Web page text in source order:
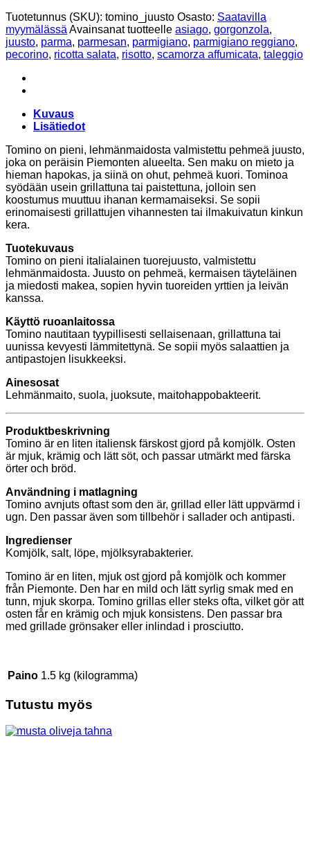
Tuotetunnus (SKU): tomino_juusto Osasto: Saatavilla
myymälässä Avainsanat tuotteelle asiago, gorgonzola,
juusto, parma, parmesan, parmigiano, parmigiano reggiano,
pecorino, ricotta salata, risotto, scamorza affumicata, taleggio
Kuvaus
Lisätiedot
Tomino on pieni, lehmänmaidosta valmistettu pehmeä juusto,
joka on peräisin Piemonten alueelta. Sen maku on mieto ja
hieman hapokas, ja siinä on ohut, pehmeä kuori. Tominoa
syödään usein grillattuna tai paistettuna, jolloin sen
koostumus muuttuu ihanan kermamaiseksi. Se sopii
erinomaisesti grillattujen vihannesten tai ilmakuivatun kinkun
kera.
Tuotekuvaus
Tomino on pieni italialainen tuorejuusto, valmistettu
lehmänmaidosta. Juusto on pehmeä, kermaisen täyteläinen
ja miedosti makea, sopien hyvin tuoreiden yrttien ja leivän
kanssa.
Käyttö ruoanlaitossa
Tomino nautitaan tyypillisesti sellaisenaan, grillattuna tai
uunissa kevyesti lämmitettynä. Se sopii myös salaattien ja
antipastojen lisukkeeksi.
Ainesosat
Lehmänmaito, suola, juoksute, maitohappobakteerit.
Produktbeskrivning
Tomino är en liten italiensk färskost gjord på komjölk. Osten
är mjuk, krämig och lätt söt, och passar utmärkt med färska
örter och bröd.
Användning i matlagning
Tomino avnjuts oftast som den är, grillad eller lätt uppvärmd i
ugn. Den passar även som tillbehör i sallader och antipasti.
Ingredienser
Komjölk, salt, löpe, mjölksyrabakterier.
Tomino är en liten, mjuk ost gjord på komjölk och kommer
från Piemonte. Den har en mild och lätt syrlig smak med en
tunn, mjuk skorpa. Tomino grillas eller steks ofta, vilket gör att
osten får en krämig och mjuk konsistens. Den passar bra
med grillade grönsaker eller inlindad i prosciutto.
Paino 1.5 kg (kilogramma)
Tutustu myös